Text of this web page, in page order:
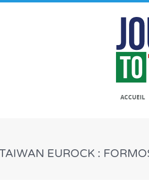
ACCUEIL
EUROCK :